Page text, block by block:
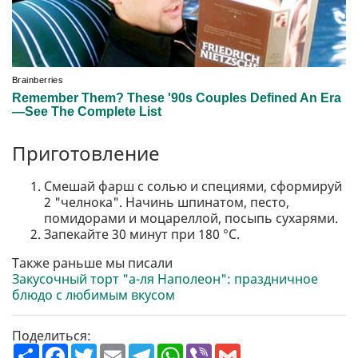
Приготовление
Смешай фарш с солью и специями, сформируй
2 "челнока". Начинь шпинатом, песто,
помидорами и моцареллой, посыпь сухарями.
Запекайте 30 минут при 180 °C.
Также раньше мы писали
Закусочный торт "а-ля Наполеон": праздничное
блюдо с любимым вкусом
Поделиться:
П
F T E T W V